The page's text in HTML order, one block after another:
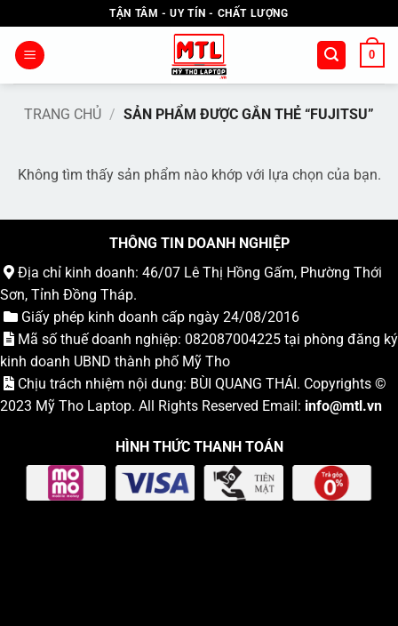
qua
nội
TẬN TÂM - UY TÍN - CHẤT LƯỢNG
0
TRANG CHỦ / SẢN PHẨM ĐƯỢC GẮN THẺ “FUJITSU”
Không tìm thấy sản phẩm nào khớp với lựa chọn của bạn.
THÔNG TIN DOANH NGHIỆP
Địa chỉ kinh doanh: 46/07 Lê Thị Hồng Gấm, Phường Thới
Sơn, Tỉnh Đồng Tháp.
Giấy phép kinh doanh cấp ngày 24/08/2016
Mã số thuế doanh nghiệp: 082087004225 tại phòng đăng ký
kinh doanh UBND thành phố Mỹ Tho
Chịu trách nhiệm nội dung: BÙI QUANG THÁI. Copyrights ©
2023 Mỹ Tho Laptop. All Rights Reserved Email: info@mtl.vn
HÌNH THỨC THANH TOÁN